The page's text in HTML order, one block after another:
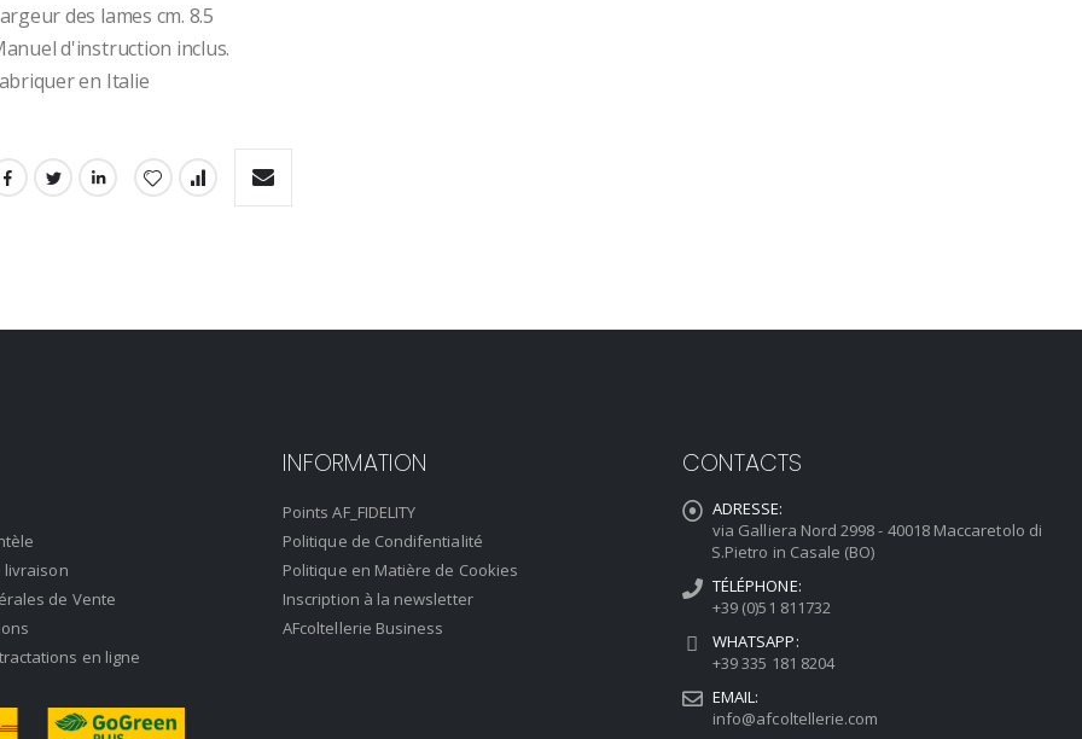
des lames cm. 8.5
d'instruction inclus.
en Italie
livraison
de Vente
en ligne
INFORMATION
Points AF_FIDELITY
Politique de Condifentialité
Politique en Matière de Cookies
Inscription à la newsletter
AFcoltellerie Business
CONTACTS
ADRESSE:
via Galliera Nord 2998 - 40018 Maccaretolo di
S.Pietro in Casale (BO)
TÉLÉPHONE:
+39 (0)51 811732
WHATSAPP:
+39 335 181 8204
EMAIL:
info@afcoltellerie.com